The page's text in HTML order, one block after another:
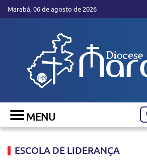
Marabá, 06 de agosto de 2026
ESCOLA DE LIDERANÇA